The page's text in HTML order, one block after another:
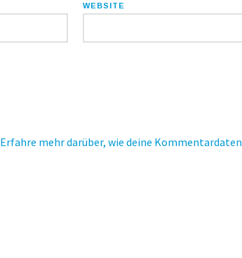
WEBSITE
Erfahre mehr darüber, wie deine Kommentardaten